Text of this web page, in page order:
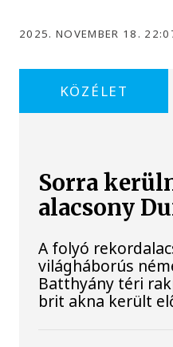
2025. NOVEMBER 18.
KÖZÉLET
Sorra
alacsony
A folyó
világháborús
Batthyány téri
brit akna került